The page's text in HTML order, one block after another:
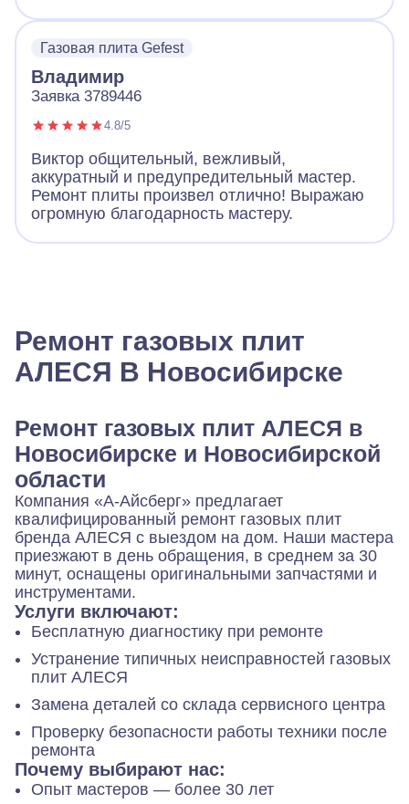
Газовая плита Gefest
Владимир
Заявка 3789446
4.8/5
Виктор общительный, вежливый,
аккуратный и предупредительный мастер.
Ремонт плиты произвел отлично! Выражаю
огромную благодарность мастеру.
Ремонт газовых плит
АЛЕСЯ В Новосибирске
Ремонт газовых плит АЛЕСЯ в
Новосибирске и Новосибирской
области
Компания «А-Айсберг» предлагает
квалифицированный ремонт газовых плит
бренда АЛЕСЯ с выездом на дом. Наши мастера
приезжают в день обращения, в среднем за 30
минут, оснащены оригинальными запчастями и
инструментами.
Услуги включают:
Бесплатную диагностику при ремонте
Устранение типичных неисправностей газовых
плит АЛЕСЯ
Замена деталей со склада сервисного центра
Проверку безопасности работы техники после
ремонта
Почему выбирают нас:
Опыт мастеров — более 30 лет